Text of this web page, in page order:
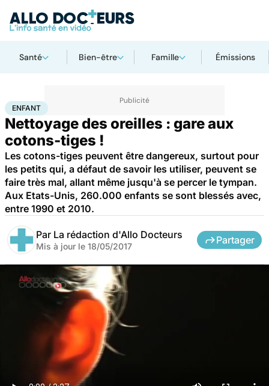
Santé Bien-être Famille Émissions
AccueilSanté Bobos du quotidien Enfant
ENFANT
Nettoyage des oreilles : gare aux
cotons-tiges !
Les cotons-tiges peuvent être dangereux, surtout pour
les petits qui, a défaut de savoir les utiliser, peuvent se
faire très mal, allant même jusqu'à se percer le tympan.
Aux Etats-Unis, 260.000 enfants se sont blessés avec,
entre 1990 et 2010.
Par La rédaction d'Allo Docteurs
Mis à jour le 18/05/2017
Partager